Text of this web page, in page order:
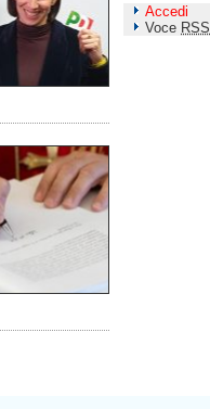
Accedi
Voce RSS